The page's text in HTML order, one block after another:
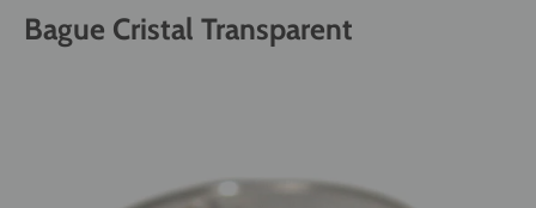
contenu
Bague Cristal Transparent